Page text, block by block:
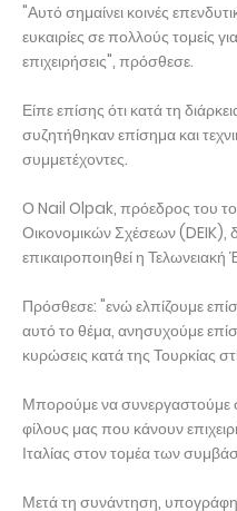
"Αυτό σημαίνει κοινές
ευκαιρίες σε πολλούς τομείς
επιχειρήσεις", πρόσθεσε.
Είπε επίσης ότι κατά τη
συζητήθηκαν επίσημα και
συμμετέχοντες.
Ο Nail Olpak, πρόεδρος του
Οικονομικών Σχέσεων (DEIK),
επικαιροποιηθεί η
Πρόσθεσε: "ενώ ελπίζουμε
αυτό το θέμα, ανησυχούμε
κυρώσεις κατά της Τουρκίας
Μπορούμε να συνεργαστούμε
φίλους μας που κάνουν
Ιταλίας στον τομέα των
Μετά τη συνάντηση,